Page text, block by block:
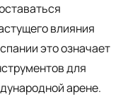
влияния
это означает
для
арене.